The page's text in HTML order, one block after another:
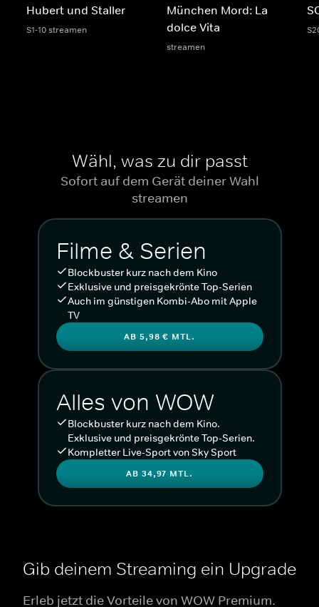
Hubert und Staller
S1-10 streamen
München Mord: La
dolce Vita
streamen
Wähl, was zu dir passt
Sofort auf dem Gerät deiner Wahl
streamen
Filme & Serien
Blockbuster kurz nach dem Kino
Exklusive und preisgekrönte Top-Serien
Auch im günstigen Kombi-Abo mit Apple
TV
AB 5,98 € MTL.
Alles von WOW
Blockbuster kurz nach dem Kino.
Exklusive und preisgekrönte Top-Serien.
Kompletter Live-Sport von Sky Sport
AB 34,97 MTL.
Gib deinem Streaming ein Upgrade
Erleb jetzt die Vorteile von WOW Premium.